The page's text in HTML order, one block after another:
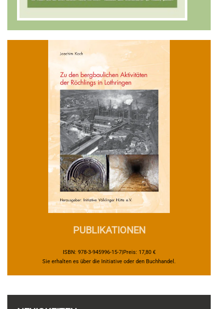
PUBLIKATIONEN
ISBN: 978-3-945996-15-7|Preis: 17,80 €
Sie erhalten es über die Initiative oder den Buchhandel.